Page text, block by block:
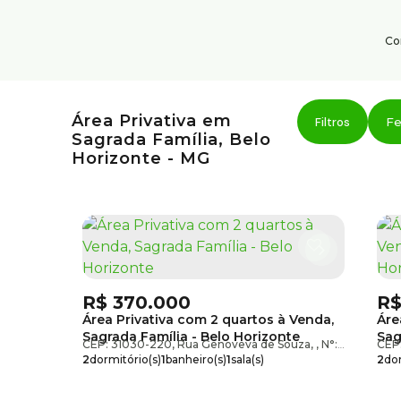
Área Privativa em
Sagrada Família, Belo
Horizonte - MG
Área Privativa com 2 quartos à Venda,
Sagrada Família - Belo Horizonte
R$ 370.000
CEP: 31030-220,Rua Genoveva de Souza , N°:321
2dormitório(s)1banheiro(s)1sala(s)
R$
2
Área do cliente
Sobre nós